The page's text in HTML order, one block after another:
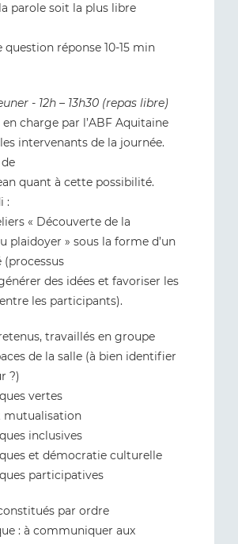
parole soit la plus libre
question réponse 10-15 min
- 12h – 13h30 (repas libre)
en charge par l’ABF Aquitaine
intervenants de la journée.
quant à cette possibilité.
:
« Découverte de la
plaidoyer » sous la forme d’un
(processus
des idées et favoriser les
les participants).
travaillés en groupe
de la salle (à bien identifier
?)
vertes
mutualisation
inclusives
et démocratie culturelle
participatives
par ordre
: à communiquer aux